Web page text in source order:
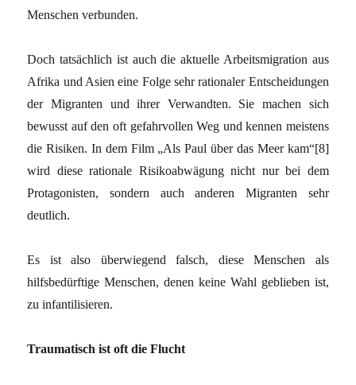
Menschen verbunden.
Doch tatsächlich ist auch die aktuelle Arbeitsmigration aus
Afrika und Asien eine Folge sehr rationaler Entscheidungen
der Migranten und ihrer Verwandten. Sie machen sich
bewusst auf den oft gefahrvollen Weg und kennen meistens
die Risiken. In dem Film „Als Paul über das Meer kam“[8]
wird diese rationale Risikoabwägung nicht nur bei dem
Protagonisten, sondern auch anderen Migranten sehr
deutlich.
Es ist also überwiegend falsch, diese Menschen als
hilfsbedürftige Menschen, denen keine Wahl geblieben ist,
zu infantilisieren.
Traumatisch ist oft die Flucht